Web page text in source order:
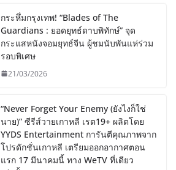
กระหึ่มกรุงเทพ! “Blades of The
Guardians : ยอดยุทธ์ดาบพิทักษ์” จุด
กระแสหนังจอมยุทธ์จีน ผู้ชมนับพันแห่ร่วม
รอบพิเศษ
21/03/2026
“Never Forget Your Enemy (ยังไงก็ใช่
นาย)” ซีรีส์วายเกาหลี เรต19+ ผลิตโดย
YYDS Entertainment การันตีคุณภาพจาก
โปรดักชั่นเกาหลี เตรียมออกอากาศตอน
แรก 17 มีนาคมนี้ ทาง WeTV ที่เดียว